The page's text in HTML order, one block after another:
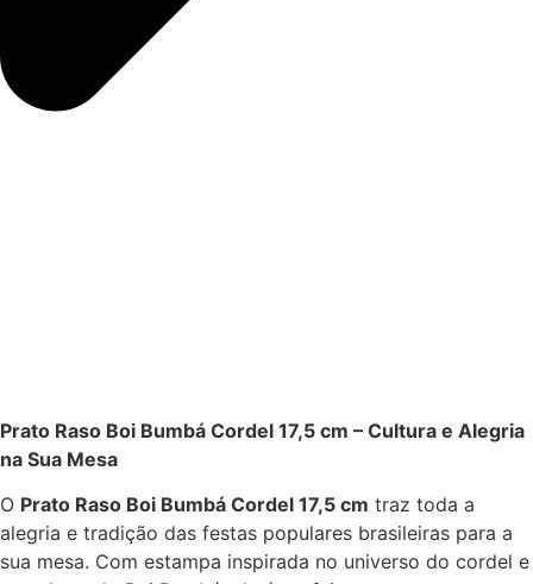
Prato Raso Boi Bumbá Cordel 17,5 cm – Cultura e Alegria
na Sua Mesa
O Prato Raso Boi Bumbá Cordel 17,5 cm traz toda a
alegria e tradição das festas populares brasileiras para a
sua mesa. Com estampa inspirada no universo do cordel e